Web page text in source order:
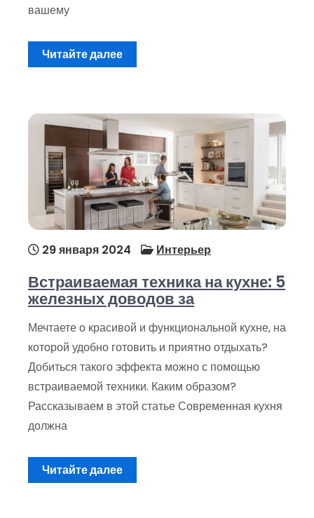
вашему
Читайте далее
29 января 2024 Интерьер
Встраиваемая техника на кухне: 5
железных доводов за
Мечтаете о красивой и функциональной кухне, на
которой удобно готовить и приятно отдыхать?
Добиться такого эффекта можно с помощью
встраиваемой техники. Каким образом?
Рассказываем в этой статье Современная кухня
должна
Читайте далее